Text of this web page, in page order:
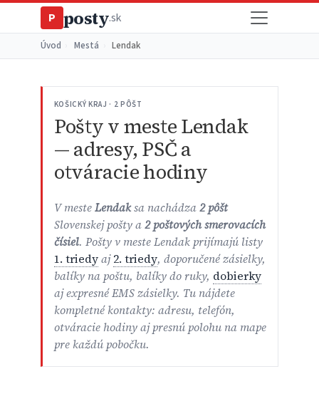
P posty.sk
Úvod Mestá Lendak
KOŠICKÝ KRAJ · 2 PÔŠT
Pošty v meste Lendak
— adresy, PSČ a
otváracie hodiny
V mesteLendaksa nachádza2 pôšt
Slovenskej pošty a2 poštových smerovacích
čísiel. Pošty v meste Lendak prijímajú listy
1. triedyaj2. triedy, doporučené zásielky,
balíky na poštu, balíky do ruky, dobierky
aj expresné EMS zásielky. Tu nájdete
kompletné kontakty: adresu, telefón,
otváracie hodiny aj presnú polohu na mape
pre každú pobočku.